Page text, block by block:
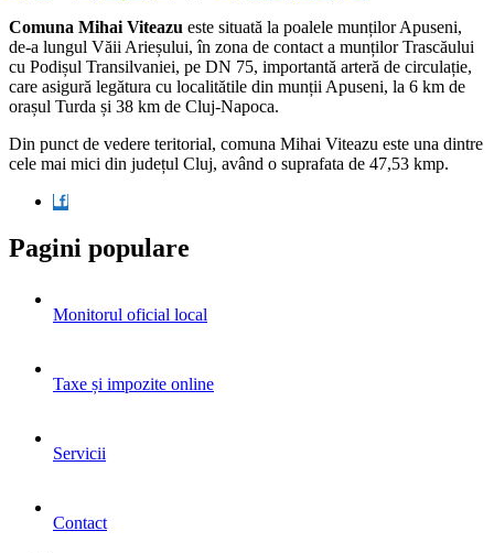
Comuna Mihai Viteazu este situată la poalele munților Apuseni,
de-a lungul Văii Arieșului, în zona de contact a munților Trascăului
cu Podișul Transilvaniei, pe DN 75, importantă arteră de circulație,
care asigură legătura cu localitătile din munții Apuseni, la 6 km de
orașul Turda și 38 km de Cluj-Napoca.
Din punct de vedere teritorial, comuna Mihai Viteazu este una dintre
cele mai mici din județul Cluj, având o suprafata de 47,53 kmp.
Pagini populare
Monitorul oficial local
Taxe și impozite online
Servicii
Contact